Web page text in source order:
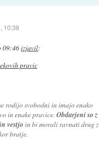
10:38
09:46izjavil:
pravic
rodijo svobodni in imajo enako
in enake pravice.Obdarjeni so z
vestjo in bi morali ravnati drug z
bratje.